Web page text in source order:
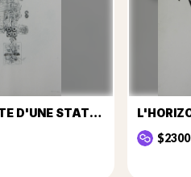
IL EST LE GESTE D'UNE STATUE
$2300